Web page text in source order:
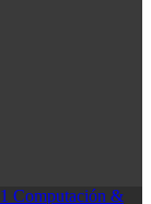
Computación &